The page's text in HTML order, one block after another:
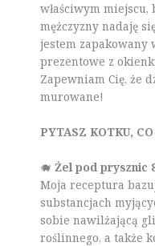
właściwym
mężczyzny nadaję
jestem zapakowany
prezentowe z
Zapewniam Cię, że
murowane!
PYTASZ KOTKU,
🐗 Żel pod prysznic
Moja receptura
substancjach
sobie nawilżającą
roślinnego, a także